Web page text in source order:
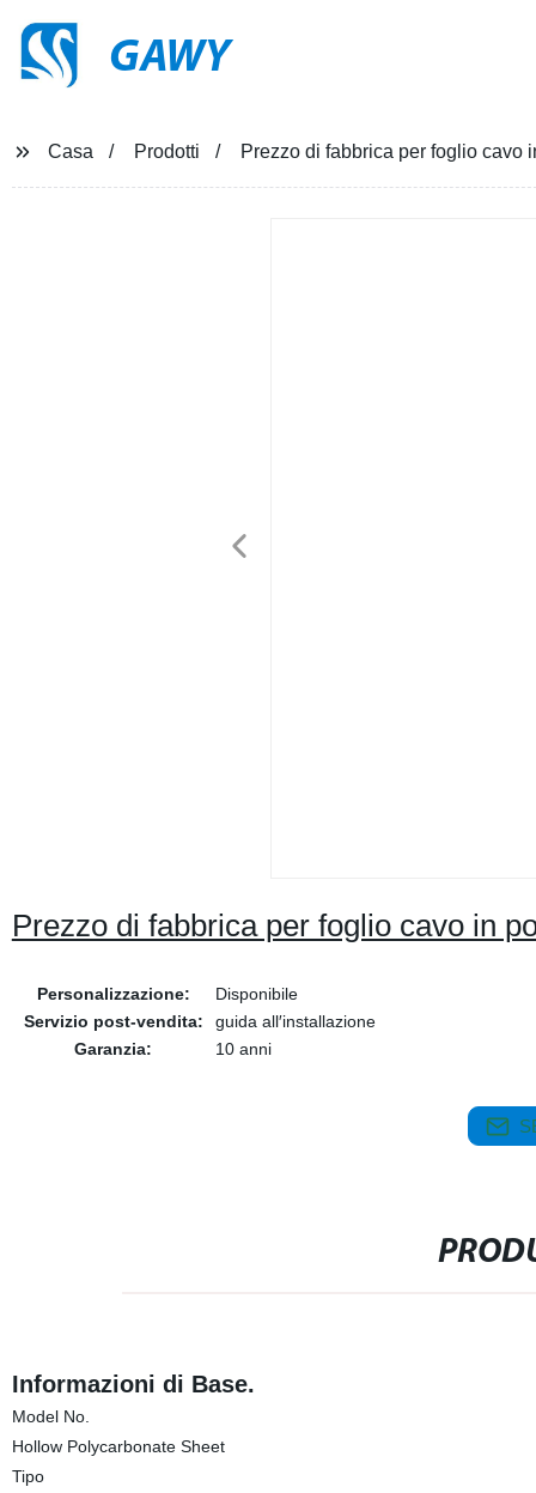
GAWY
Casa Prodotti Prezzo di fabbrica per foglio cavo
Prezzo di fabbrica per foglio cavo in
Personalizzazione:
Disponibile
Servizio post-vendita:
guida all′installazione
Garanzia:
10 anni
Informazioni di Base.
Model No.
Hollow Polycarbonate Sheet
Tipo